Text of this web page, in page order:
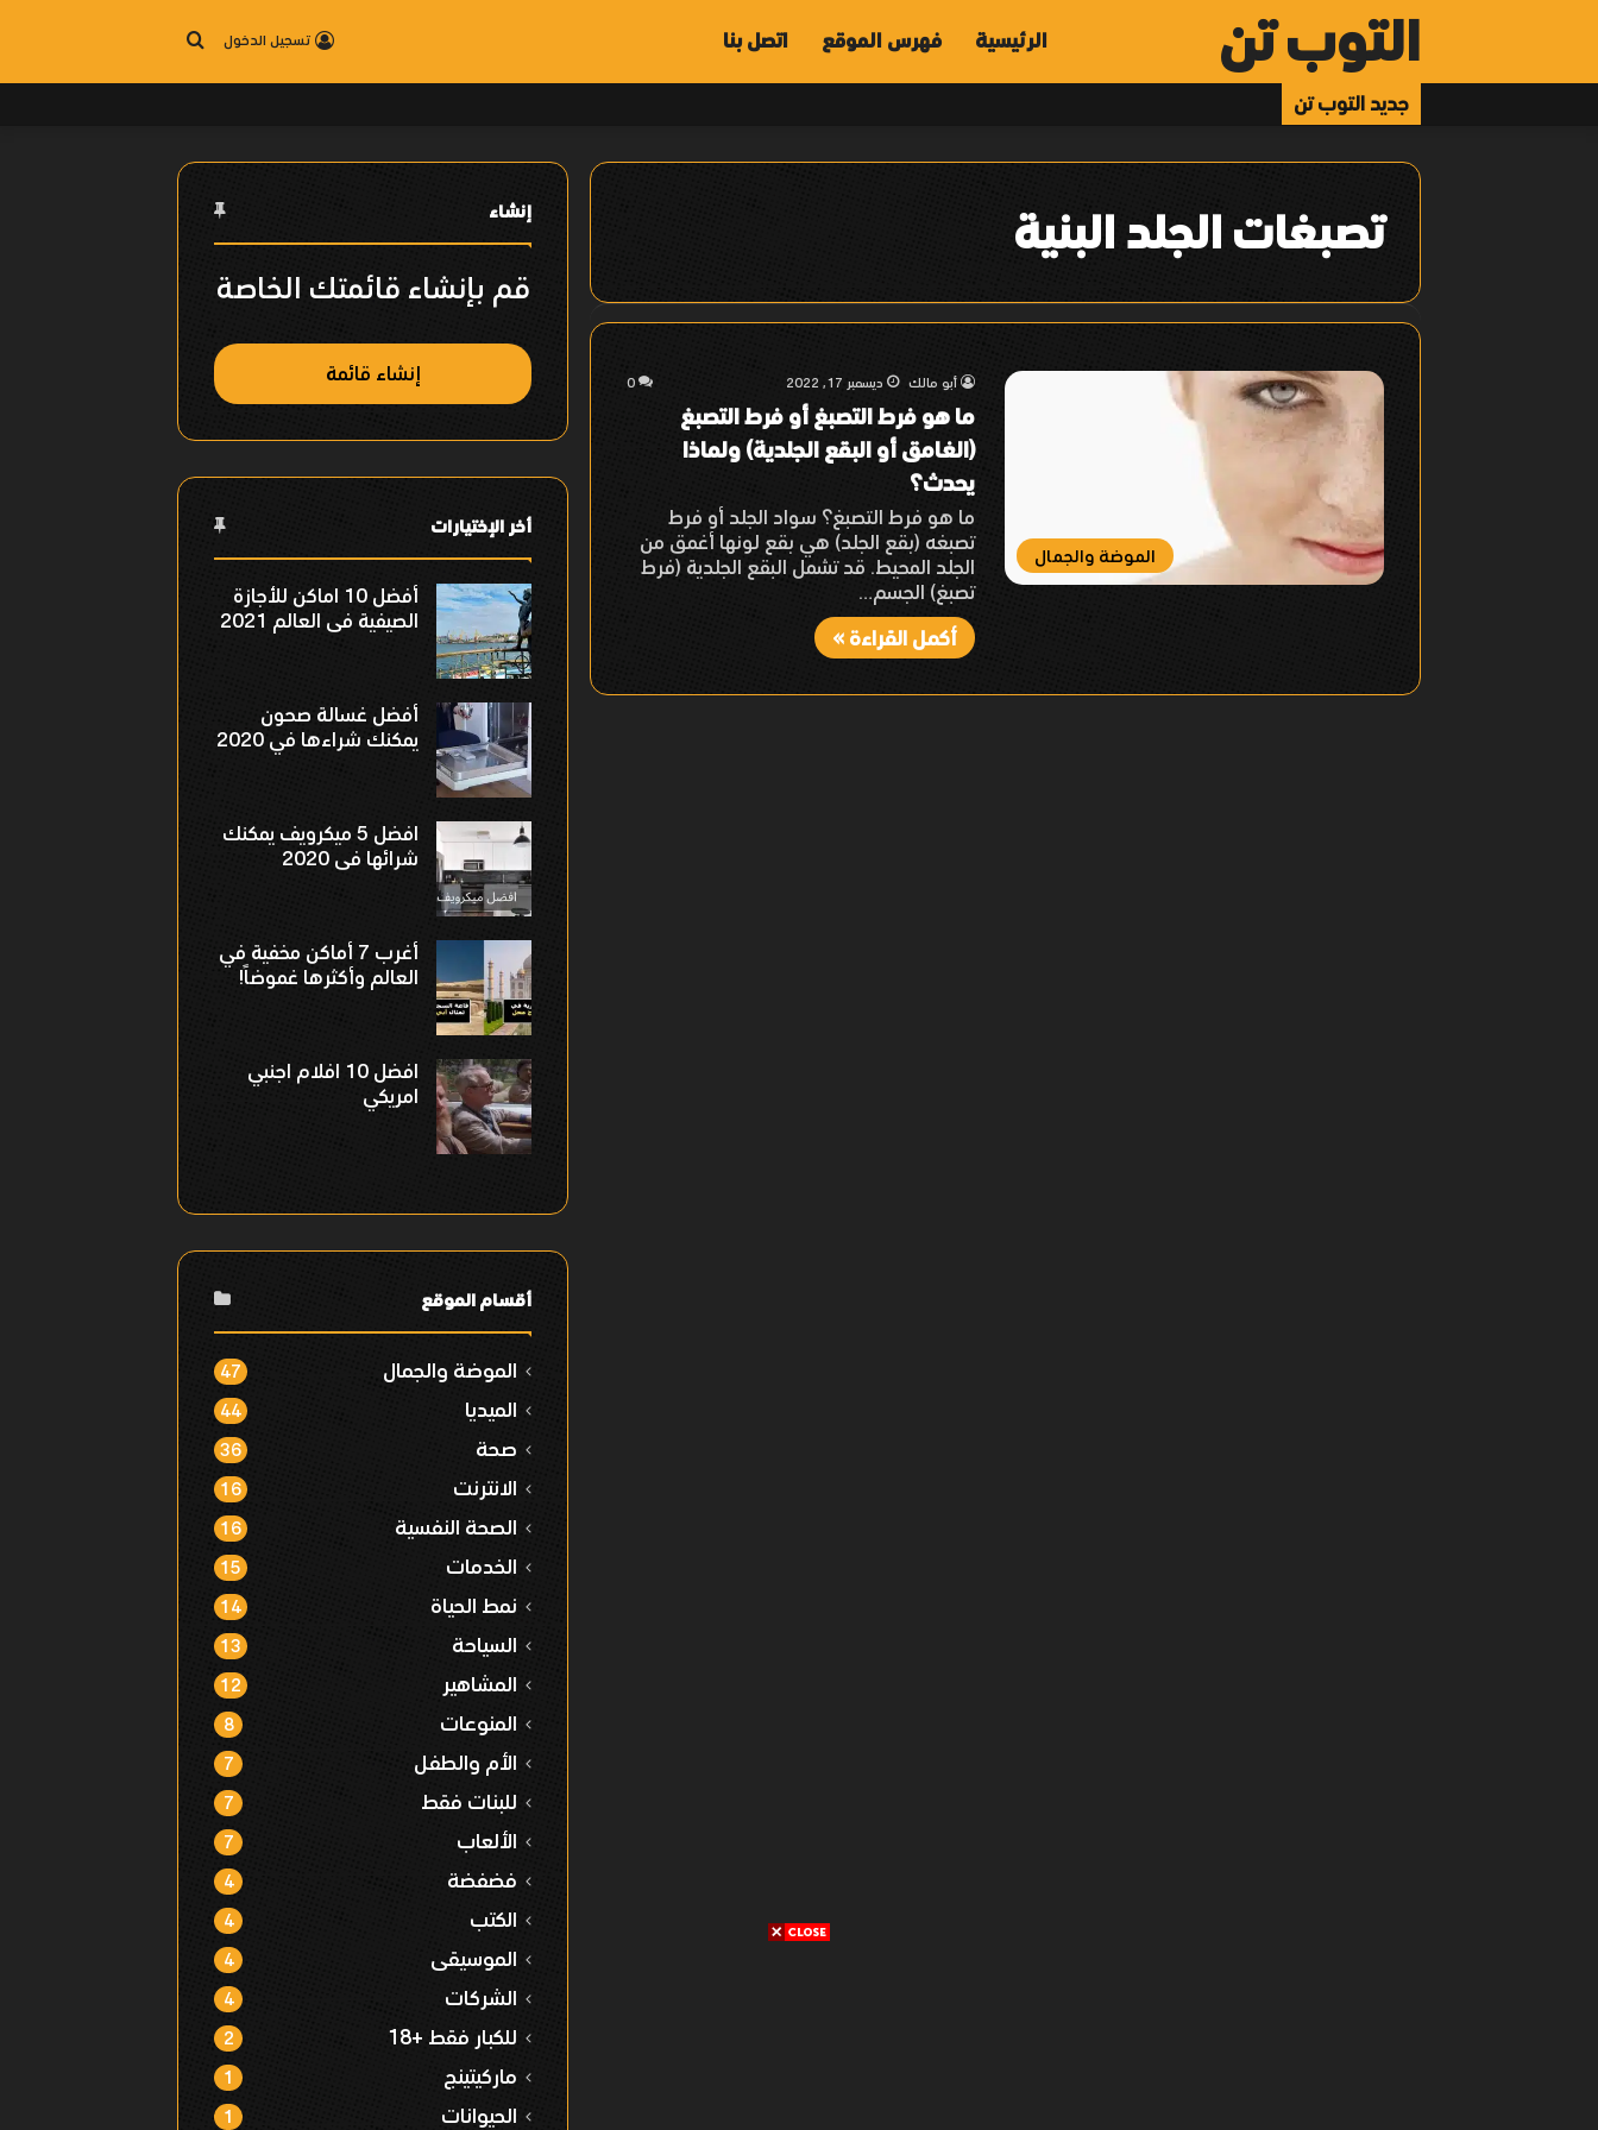
التوب تن الرئيسية فهرس الموقع اتصل بنا بحث تسجيل الدخول
جديد التوب تن
تصبغات الجلد البنية
الموضة والجمال
أبو مالك ديسمبر 17, 2022 0
ما هو فرط التصبغ أو فرط التصبغ
(الغامق أو البقع الجلدية) ولماذا
يحدث؟
ما هو فرط التصبغ؟ سواد الجلد أو فرط
تصبغه (بقع الجلد) هي بقع لونها أغمق من
الجلد المحيط. قد تشمل البقع الجلدية (فرط
تصبغ) الجسم…
أكمل القراءة »
إنشاء
قم بإنشاء قائمتك الخاصة
إنشاء قائمة
أخر الإختيارات
أفضل 10 اماكن للأجازة
الصيفية فى العالم 2021
أفضل غسالة صحون
يمكنك شراءها في 2020
افضل 5 ميكرويف يمكنك
شرائها فى 2020
أغرب 7 أماكن مخفية في
العالم وأكثرها غموضاً!
افضل 10 افلام اجنبي
امريكي
أقسام الموقع
الموضة والجمال 47
الميديا 44
صحة 36
الانترنت 16
الصحة النفسية 16
الخدمات 15
نمط الحياة 14
السياحة 13
المشاهير 12
المنوعات 8
الأم والطفل 7
للبنات فقط 7
الألعاب 7
فضفضة 4
الكتب 4
الموسيقى 4
الشركات 4
للكبار فقط +18 2
ماركيتينج 1
الحيوانات 1